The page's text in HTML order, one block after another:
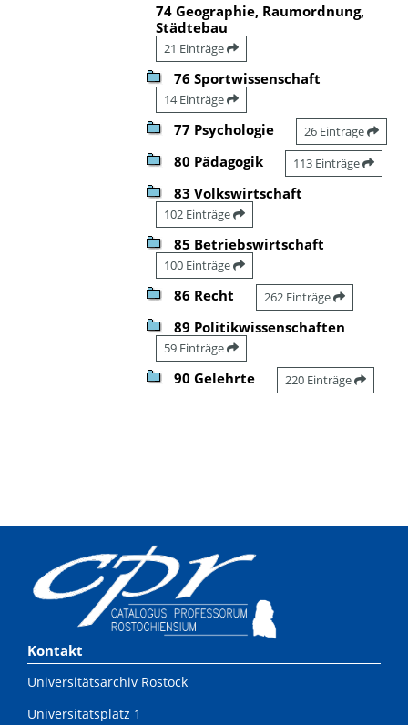
74 Geographie, Raumordnung,
Städtebau
21 Einträge
76 Sportwissenschaft
14 Einträge
77 Psychologie 26 Einträge
80 Pädagogik 113 Einträge
83 Volkswirtschaft
102 Einträge
85 Betriebswirtschaft
100 Einträge
86 Recht 262 Einträge
89 Politikwissenschaften
59 Einträge
90 Gelehrte 220 Einträge
Kontakt
Universitätsarchiv Rostock
Universitätsplatz 1